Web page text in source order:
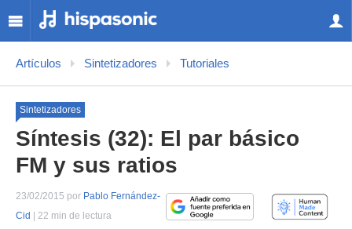
Artículos Sintetizadores Tutoriales
Sintetizadores
Síntesis (32): El par básico
FM y sus ratios
23/02/2015 por Pablo Fernández-
Cid
| 22 min de lectura